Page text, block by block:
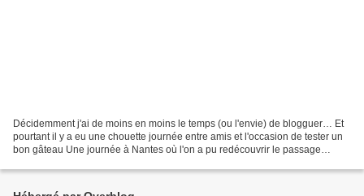
Décidemment j'ai de moins en moins le temps (ou l'envie) de blogguer… Et
pourtant il y a eu une chouette journée entre amis et l'occasion de tester un
bon gâteau Une journée à Nantes où l'on a pu redécouvrir le passage